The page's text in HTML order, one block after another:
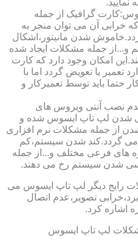
گرافیک از جمله
خرابی آن می توان منجر به
شدن مانیتور،اشکال
و...از جمله مشکلات ایجاد شده
امکان وجود دارد که کارت
تعمیر یا تعویض گردد اما با
حتما باید توسط تعمیرکار و
نصب آنتی ویروس های
شدن لپ تاپ ایسوس شده و
از جمله مشکلات نرم افزاری
گردد.کند شدن سیستم،کم
های فرعی مختلف و...از جمله
شدن سیستم رخ می دهند.
رایج دیگر لپ تاپ ایسوس می
تصویر،عدم اتصال
اشاره کرد.
لپ تاپ ایسوس